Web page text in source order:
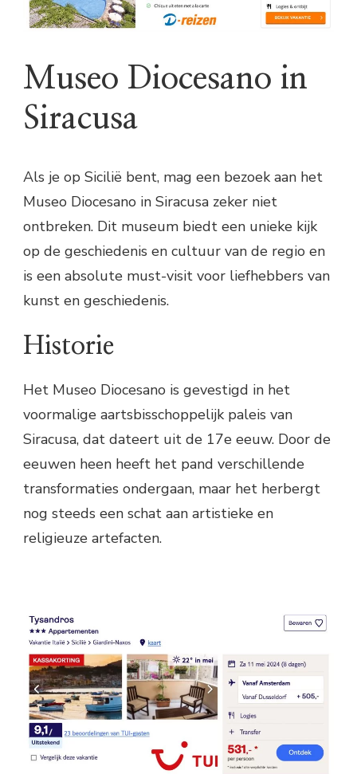
Museo Diocesano in
Siracusa
Als je op Sicilië bent, mag een bezoek aan het
Museo Diocesano in Siracusa zeker niet
ontbreken. Dit museum biedt een unieke kijk
op de geschiedenis en cultuur van de regio en
is een absolute must-visit voor liefhebbers van
kunst en geschiedenis.
Historie
Het Museo Diocesano is gevestigd in het
voormalige aartsbisschoppelijk paleis van
Siracusa, dat dateert uit de 17e eeuw. Door de
eeuwen heen heeft het pand verschillende
transformaties ondergaan, maar het herbergt
nog steeds een schat aan artistieke en
religieuze artefacten.